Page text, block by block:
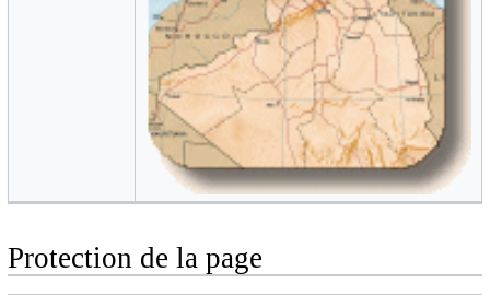
Protection de la page